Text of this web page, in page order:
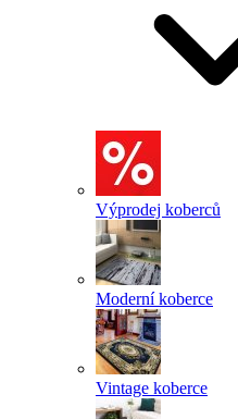
Výprodej koberců
Moderní koberce
Vintage koberce